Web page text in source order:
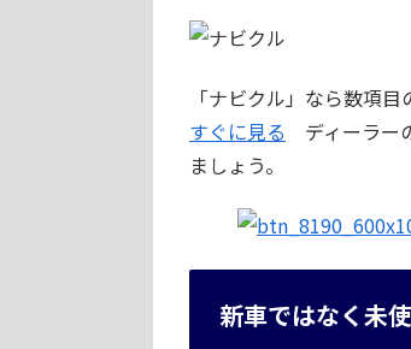
「ナビクル」なら数項
すぐに見る ディーラー
ましょう。
新車ではなく未